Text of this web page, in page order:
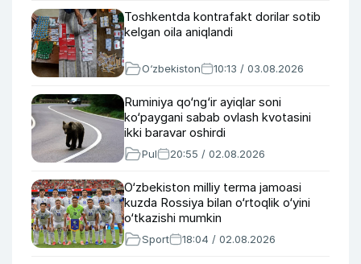
Toshkentda kontrafakt dorilar sotib
kelgan oila aniqlandi
O‘zbekiston 10:13 / 03.08.2026
Ruminiya qo‘ng‘ir ayiqlar soni
ko‘paygani sabab ovlash kvotasini
ikki baravar oshirdi
Pul 20:55 / 02.08.2026
O‘zbekiston milliy terma jamoasi
kuzda Rossiya bilan o‘rtoqlik o‘yini
o‘tkazishi mumkin
Sport 18:04 / 02.08.2026